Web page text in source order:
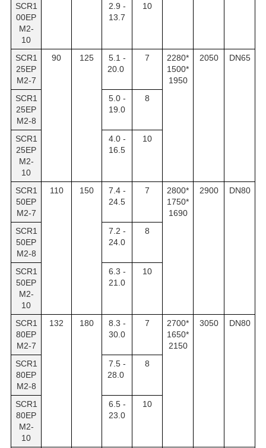
SCR1
00EP
M2-
10
2.9 -
13.7
10
SCR1
25EP
M2-7
90 125
5.1 -
20.0
7
2280*
1500*
1950
2050 DN65
SCR1
25EP
M2-8
5.0 -
19.0
8
SCR1
25EP
M2-
10
4.0 -
16.5
10
SCR1
50EP
M2-7
110 150
7.4 -
24.5
7
2800*
1750*
1690
2900 DN80
SCR1
50EP
M2-8
7.2 -
24.0
8
SCR1
50EP
M2-
10
6.3 -
21.0
10
SCR1
80EP
M2-7
132 180
8.3 -
30.0
7
2700*
1650*
2150
3050 DN80
SCR1
80EP
M2-8
7.5 -
28.0
8
SCR1
80EP
M2-
10
6.5 -
23.0
10